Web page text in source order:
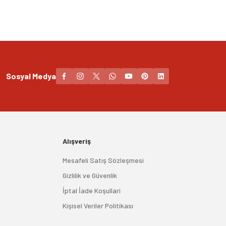
Sosyal Medya
Alışveriş
Mesafeli Satış Sözleşmesi
Gizlilik ve Güvenlik
İptal İade Koşullari
Kişisel Veriler Politikası